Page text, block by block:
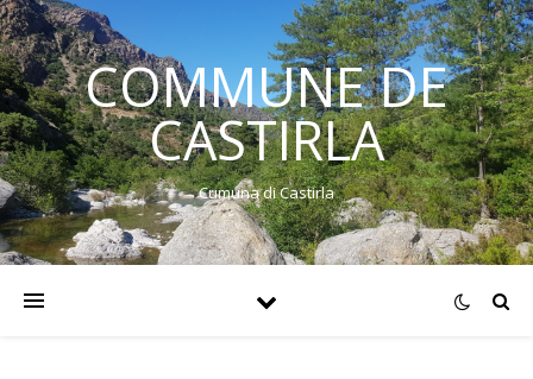
COMMUNE DE
CASTIRLA
Cumuna di Castirla